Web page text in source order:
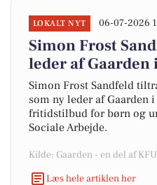
LOKALT NYT 06-07-2026
Simon Frost
leder af
Simon Frost Sandfeld
som ny leder af Gaarden
fritidstilbud for børn og
Sociale Arbejde.
Kilde: Gaarden - en del af
Læs hele artiklen her